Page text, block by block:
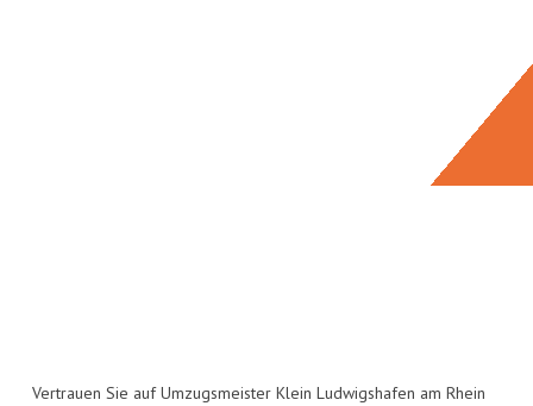
Vertrauen Sie auf Umzugsmeister Klein Ludwigshafen am Rhein